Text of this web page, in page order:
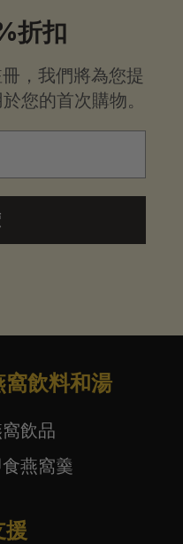
折扣
，我們將為您提
您的首次購物。
窩飲料和湯
飲品
燕窩羹
援